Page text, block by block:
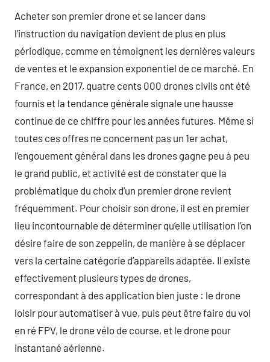
Acheter son premier drone et se lancer dans
l’instruction du navigation devient de plus en plus
périodique, comme en témoignent les dernières valeurs
de ventes et le expansion exponentiel de ce marché. En
France, en 2017, quatre cents 000 drones civils ont été
fournis et la tendance générale signale une hausse
continue de ce chiffre pour les années futures. Même si
toutes ces offres ne concernent pas un 1er achat,
l’engouement général dans les drones gagne peu à peu
le grand public, et activité est de constater que la
problématique du choix d’un premier drone revient
fréquemment. Pour choisir son drone, il est en premier
lieu incontournable de déterminer qu’elle utilisation l’on
désire faire de son zeppelin, de manière à se déplacer
vers la certaine catégorie d’appareils adaptée. Il existe
effectivement plusieurs types de drones,
correspondant à des application bien juste : le drone
loisir pour automatiser à vue, puis peut être faire du vol
en ré FPV, le drone vélo de course, et le drone pour
instantané aérienne.